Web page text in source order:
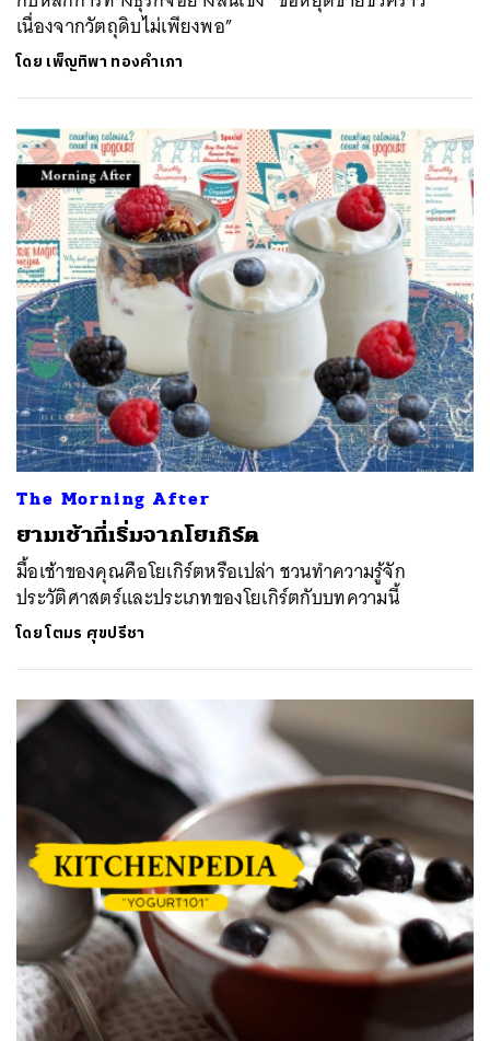
เนื่องจากวัตถุดิบไม่เพียงพอ”
โดย เพ็ญทิพา ทองคำเภา
The Morning After
ยามเช้าที่เริ่มจากโยเกิร์ต
มื้อเช้าของคุณคือโยเกิร์ตหรือเปล่า ชวนทำความรู้จัก
ประวัติศาสตร์และประเภทของโยเกิร์ตกับบทความนี้
โดยโตมร ศุขปรีชา
ค้นหา
SHARE